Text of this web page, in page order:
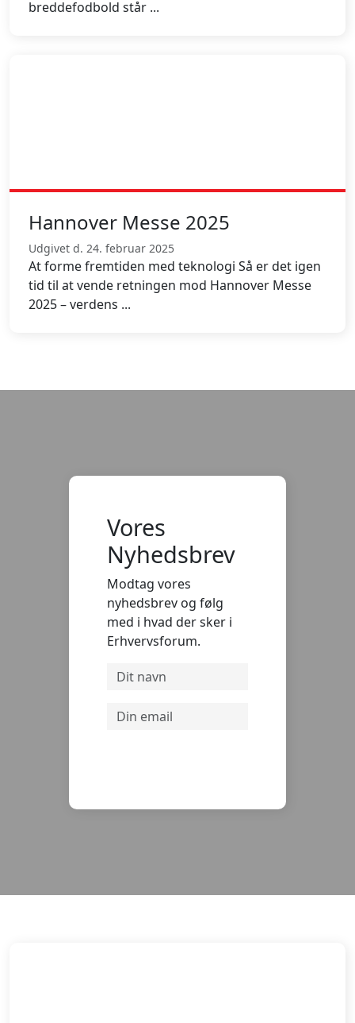
breddefodbold står ...
Hannover Messe 2025
Udgivet d. 24. februar 2025
At forme fremtiden med teknologi Så er det igen
tid til at vende retningen mod Hannover Messe
2025 – verdens ...
Vores
Nyhedsbrev
Modtag vores
nyhedsbrev og følg
med i hvad der sker i
Erhvervsforum.